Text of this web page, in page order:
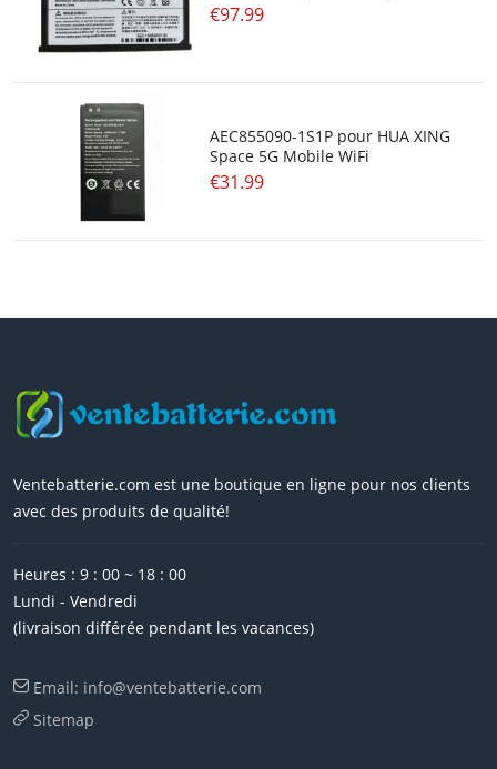
€97.99
AEC855090-1S1P pour HUA XING
Space 5G Mobile WiFi
€31.99
Ventebatterie.com est une boutique en ligne pour nos clients
avec des produits de qualité!
Heures : 9 : 00 ~ 18 : 00
Lundi - Vendredi
(livraison différée pendant les vacances)
Email: info@ventebatterie.com
Sitemap